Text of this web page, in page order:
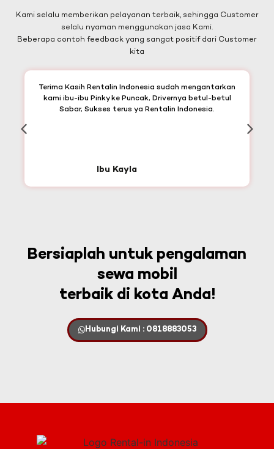
Kami selalu memberikan pelayanan terbaik, sehingga Customer
selalu nyaman menggunakan jasa Kami.
Beberapa contoh feedback yang sangat positif dari Customer
kita
Terima Kasih Rentalin Indonesia sudah mengantarkan
kami ibu-ibu Pinky ke Puncak, Drivernya betul-betul
Sabar, Sukses terus ya Rentalin Indonesia.
Ibu Kayla
Bersiaplah untuk pengalaman
sewa mobil
terbaik di kota Anda!
Hubungi Kami : 0818883053